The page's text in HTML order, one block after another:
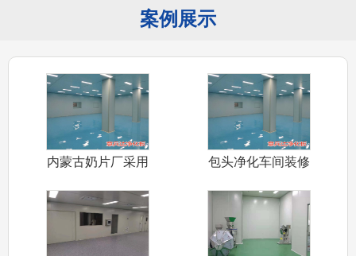
案例展示
内蒙古奶片厂采用
包头净化车间装修